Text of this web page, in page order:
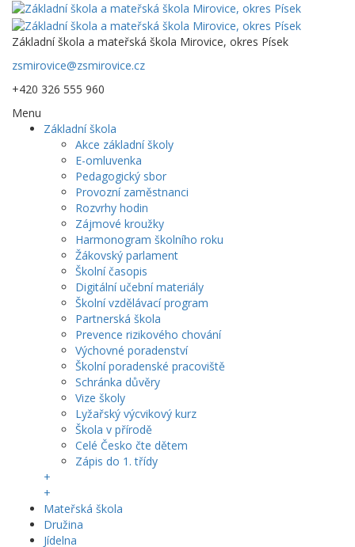
Základní škola a mateřská škola Mirovice, okres Písek
zsmirovice@zsmirovice.cz
+420 326 555 960
Menu
Základní škola
Akce základní školy
E-omluvenka
Pedagogický sbor
Provozní zaměstnanci
Rozvrhy hodin
Zájmové kroužky
Harmonogram školního roku
Žákovský parlament
Školní časopis
Digitální učební materiály
Školní vzdělávací program
Partnerská škola
Prevence rizikového chování
Výchovné poradenství
Školní poradenské pracoviště
Schránka důvěry
Vize školy
Lyžařský výcvikový kurz
Škola v přírodě
Celé Česko čte dětem
Zápis do 1. třídy
+
+
Mateřská škola
Družina
Jídelna